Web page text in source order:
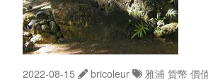
2022-08-15 bricoleur 雅浦 貨幣 價